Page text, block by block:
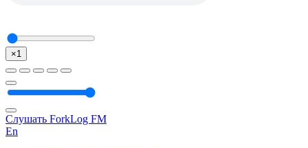
×1
Слушать ForkLog FM
En